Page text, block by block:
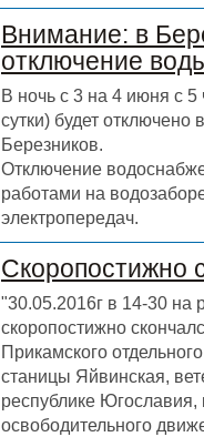
Внимание: в
отключение
В ночь с 3 на 4 июня с 5
сутки) будет
Березников.
Отключение
работами на
электропередач.
Скоропостижно
"30.05.2016г в 14-30 на
скоропостижно
Прикамского
станицы Яйвинская,
республике
освободительного